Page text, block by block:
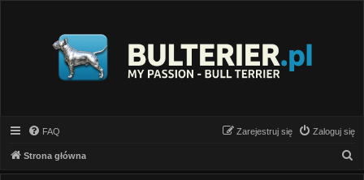
FAQ Zaloguj się
Zarejestruj się
Strona główna
z